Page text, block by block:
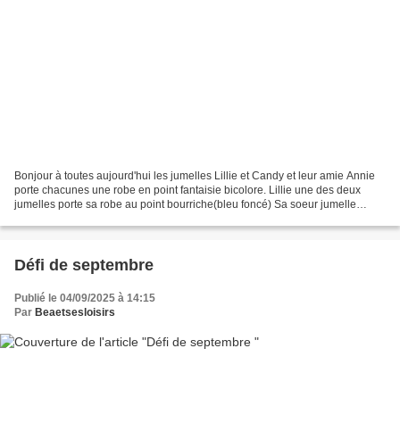
Bonjour à toutes aujourd'hui les jumelles Lillie et Candy et leur amie Annie
porte chacunes une robe en point fantaisie bicolore. Lillie une des deux
jumelles porte sa robe au point bourriche(bleu foncé) Sa soeur jumelle
Défi de septembre
Publié le 04/09/2025 à 14:15
Par Beaetsesloisirs